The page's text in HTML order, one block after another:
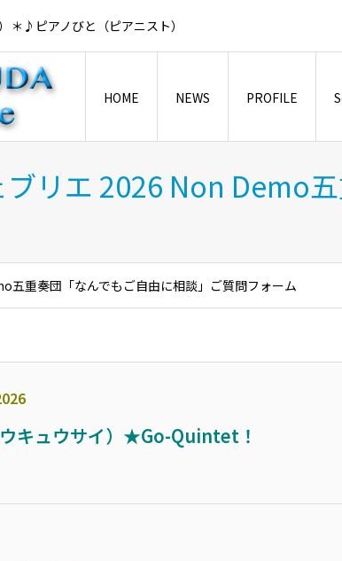
＊♪ピアノびと（ピアニスト）
HOME NEWS PROFILE
リエ 2026 Non Demo
五重奏団「なんでもご自由に相談」ご質問フォーム
キュウサイ）★Go-Quintet！